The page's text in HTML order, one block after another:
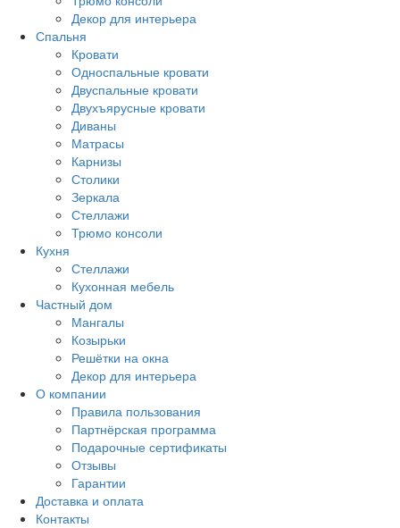
Декор для интерьера
Спальня
Кровати
Односпальные кровати
Двуспальные кровати
Двухъярусные кровати
Диваны
Матрасы
Карнизы
Столики
Зеркала
Стеллажи
Трюмо консоли
Кухня
Стеллажи
Кухонная мебель
Частный дом
Мангалы
Козырьки
Решётки на окна
Декор для интерьера
О компании
Правила пользования
Партнёрская программа
Подарочные сертификаты
Отзывы
Гарантии
Доставка и оплата
Контакты